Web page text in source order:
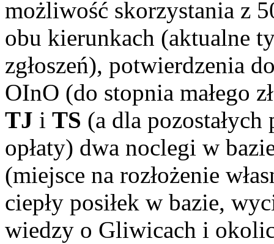
możliwość skorzystania z
obu kierunkach (aktualne
zgłoszeń), potwierdzenia
OInO (do stopnia małego
TJ i TS (a dla
opłaty) dwa noclegi w
(miejsce na rozłożenie
ciepły posiłek w bazie,
wiedzy o Gliwicach i